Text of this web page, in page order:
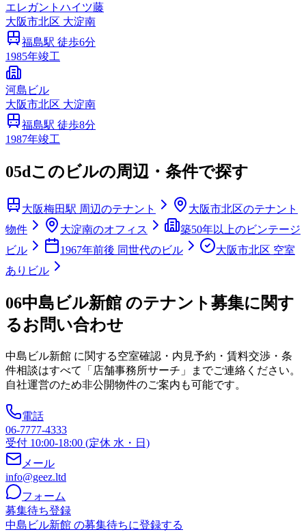
エレガントハイツ藤
大阪市北区 大淀南
福島駅 徒歩6分
1985年竣工
河島ビル
大阪市北区 大淀南
福島駅 徒歩8分
1987年竣工
05dこのビルの周辺・条件で探す
大阪梅田駅 周辺のテナント
大阪市北区のテナント
物件
大淀南のオフィス
築50年以上のビンテージ
ビル
1967年前後 同世代のビル
大阪市北区 空室
ありビル
06中島ビル新館 のテナント募集に関す
るお問い合わせ
中島ビル新館 に関する空室確認・内見予約・賃料交渉・条
件相談はすべて「店舗事務所サーチ」までご連絡ください。
自社運営のため非公開物件のご案内も可能です。
電話
06-7777-4333
受付 10:00-18:00 (定休 水・日)
メール
info@geez.ltd
フォーム
募集待ち登録
中島ビル新館 の募集待ちに登録する